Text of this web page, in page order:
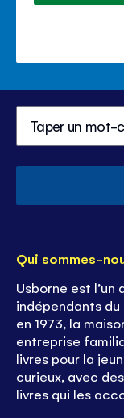
Qui sommes-
Usborne est
indépendants du
en 1973, la
entreprise
livres pour la
curieux, avec
livres qui les